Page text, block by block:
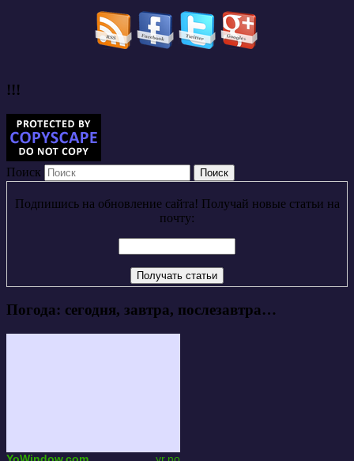
!!!
Поиск
Подпишись на обновление сайта! Получай новые статьи на
почту:
Погода: сегодня, завтра, послезавтра…